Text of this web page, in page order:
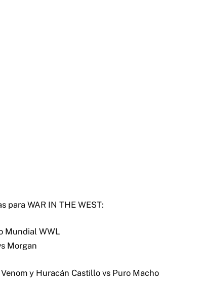
para WAR IN THE WEST:
Mundial WWL
Morgan
y Huracán Castillo vs Puro Macho